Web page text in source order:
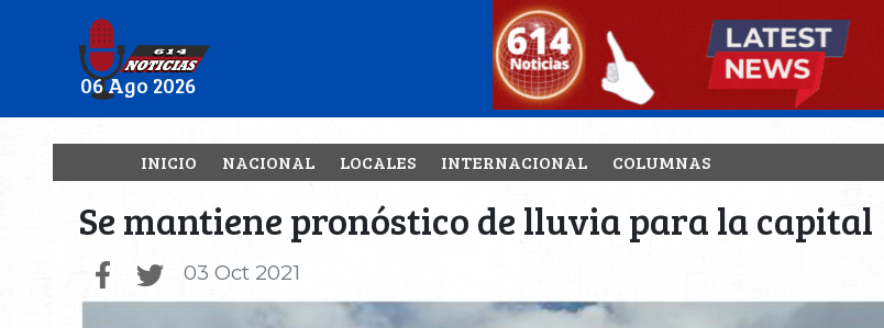
06 Ago 2026
INICIO NACIONAL LOCALES INTERNACIONAL COLUMNAS
Se mantiene pronóstico de lluvia para la capital
03 Oct 2021